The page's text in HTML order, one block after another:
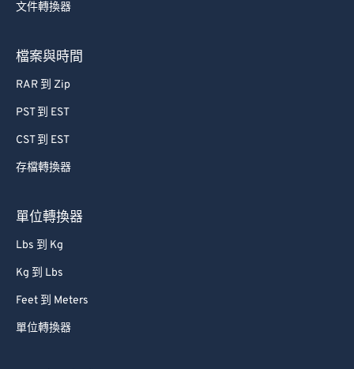
文件轉換器
檔案與時間
RAR 到 Zip
PST 到 EST
CST 到 EST
存檔轉換器
單位轉換器
Lbs 到 Kg
Kg 到 Lbs
Feet 到 Meters
單位轉換器